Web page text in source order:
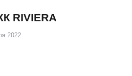
RIVIERA
2022